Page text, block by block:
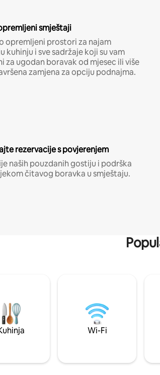
smještaji
opremljeni prostori za najam
kuhinju i sve sadržaje koji su vam
za ugodan boravak od mjesec ili više
zamjena za opciju podnajma.
rezervacije s povjerenjem
naših pouzdanih gostiju i podrška
čitavog boravka u smještaju.
Wi-Fi